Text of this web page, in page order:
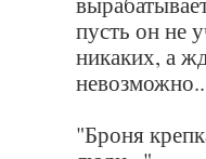
пусть он не
никаких, а
"Броня